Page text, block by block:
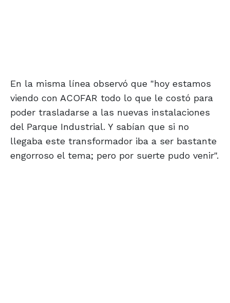
En la misma línea observó que "hoy estamos
viendo con ACOFAR todo lo que le costó para
poder trasladarse a las nuevas instalaciones
del Parque Industrial. Y sabían que si no
llegaba este transformador iba a ser bastante
engorroso el tema; pero por suerte pudo venir".